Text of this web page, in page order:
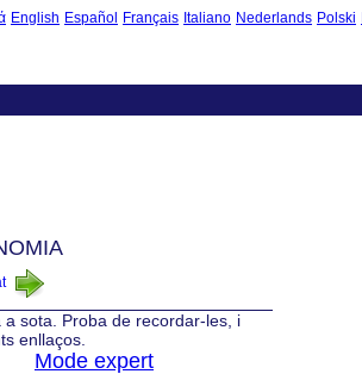
English Español Français Italiano Nederlands Polski
sota. Proba de recordar-les, i
enllaços.
Mode expert